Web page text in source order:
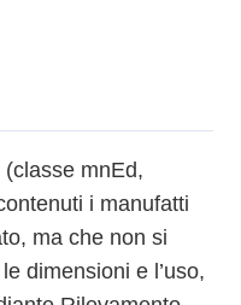
mnEd,
i manufatti
ma che non si
dimensioni e l’uso,